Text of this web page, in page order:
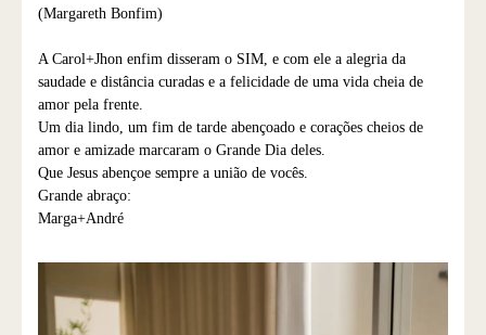
(Margareth Bonfim)
A Carol+Jhon enfim disseram o SIM, e com ele a alegria da
saudade e distância curadas e a felicidade de uma vida cheia de
amor pela frente.
Um dia lindo, um fim de tarde abençoado e corações cheios de
amor e amizade marcaram o Grande Dia deles.
Que Jesus abençoe sempre a união de vocês.
Grande abraço:
Marga+André